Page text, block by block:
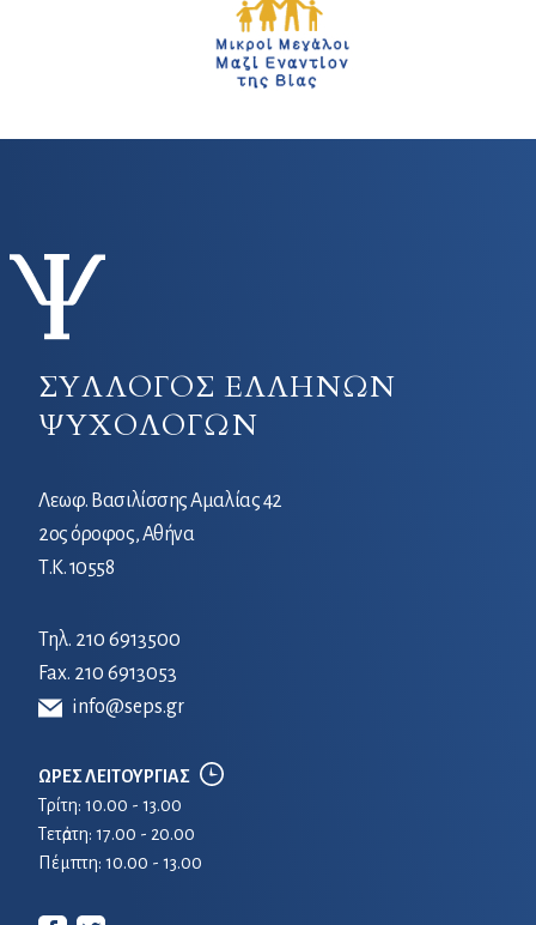
ΣΥΛΛΟΓΟΣ ΕΛΛΗΝΩΝ
ΨΥΧΟΛΟΓΩΝ
Λεωφ. Βασιλίσσης Αμαλίας 42
2ος όροφος, Αθήνα
Τ.Κ. 10558
Τηλ. 210 6913500
Fax. 210 6913053
info@seps.gr
ΩΡΕΣ ΛΕΙΤΟΥΡΓΙΑΣ
Τρίτη: 10.00 - 13.00
Τετἀρτη: 17.00 - 20.00
Πέμπτη: 10.00 - 13.00